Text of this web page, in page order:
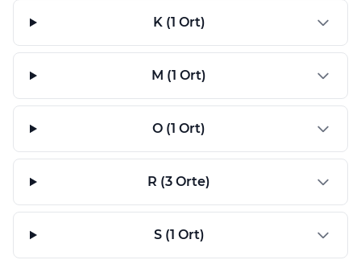
K (1 Ort)
M (1 Ort)
O (1 Ort)
R (3 Orte)
S (1 Ort)